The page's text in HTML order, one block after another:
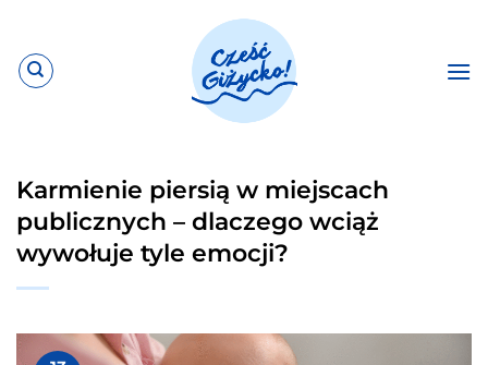
zawartości
Karmienie piersią w miejscach
publicznych – dlaczego wciąż
wywołuje tyle emocji?